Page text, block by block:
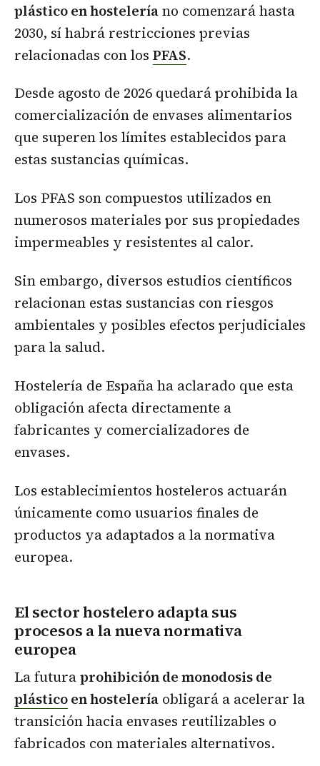
plástico en hosteleríano comenzará hasta
2030, sí habrá restricciones previas
relacionadas con los PFAS.
Desde agosto de 2026 quedará prohibida la
comercialización de envases alimentarios
que superen los límites establecidos para
estas sustancias químicas.
Los PFAS son compuestos utilizados en
numerosos materiales por sus propiedades
impermeables y resistentes al calor.
Sin embargo, diversos estudios científicos
relacionan estas sustancias con riesgos
ambientales y posibles efectos perjudiciales
para la salud.
Hostelería de España ha aclarado que esta
obligación afecta directamente a
fabricantes y comercializadores de
envases.
Los establecimientos hosteleros actuarán
únicamente como usuarios finales de
productos ya adaptados a la normativa
europea.
El sector hostelero adapta sus
procesos a la nueva normativa
europea
La futuraprohibición de monodosis de
plásticoen hostelería obligará a acelerar la
transición hacia envases reutilizables o
fabricados con materiales alternativos.